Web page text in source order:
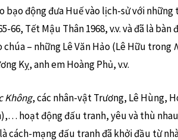
bạo động đưa Huế vào lịch-sử với những
66, Tết Mậu Thân 1968, v.v. và đã là
– những Lê Văn Hảo (Lê Hữu trong
Kỵ, anh em Hoàng Phủ, v.v.
Không, các nhân-vật Trương, Lê Hùng,
hoạt động đấu tranh, yêu và thù
cách-mạng đấu tranh đã khởi đầu từ